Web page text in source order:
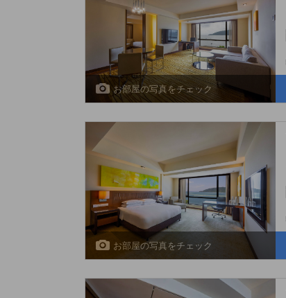
お部屋の写真をチェック
お部屋の写真をチェック